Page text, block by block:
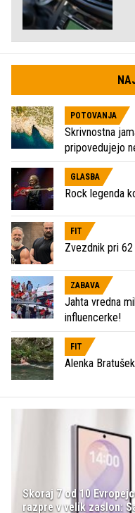
POTOVANJA
Skrivnostna
pripovedujejo
GLASBA
Rock legenda
FIT
Zvezdnik pri
ZABAVA
Jahta vredna
influencerke!
FIT
Alenka
Skoraj 7 od 10
razpre v velik zaslon: